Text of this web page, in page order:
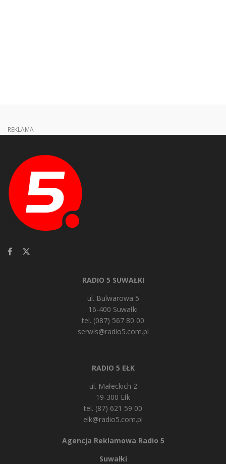
REKLAMA
RADIO 5 SUWAŁKI
ul. Bulwarowa 5
16-400 Suwałki
tel. (087) 567 80 00
serwis@radio5.com.pl
RADIO 5 EŁK
ul. Małeckich 2
19-300 Ełk
tel. (87) 621 59 00
elk@radio5.com.pl
Agencja Reklamowa Radio 5
Suwałki